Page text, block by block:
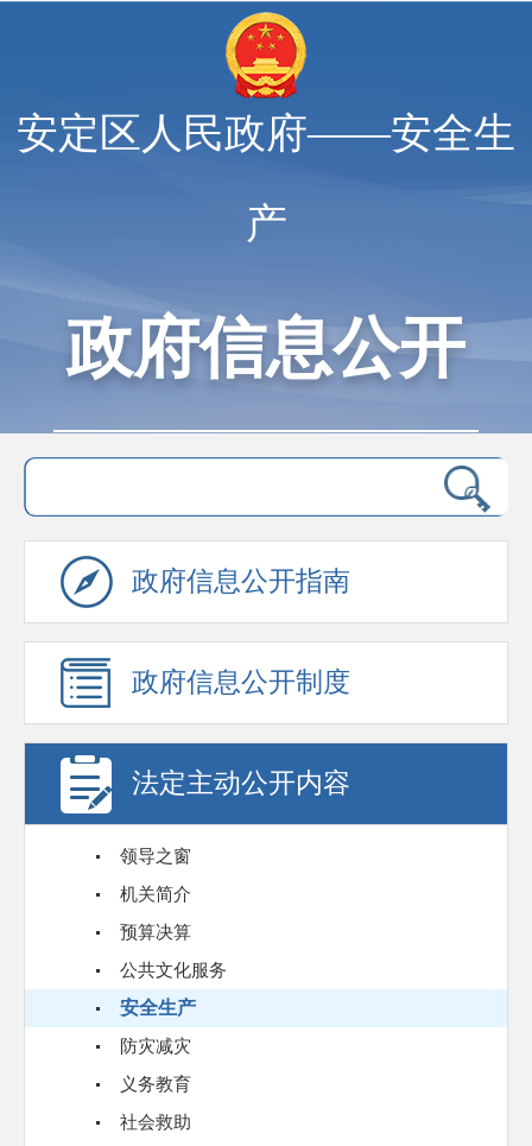
安定区人民政府——安全生
产
政府信息公开
政府信息公开指南
政府信息公开制度
法定主动公开内容
领导之窗
机关简介
预算决算
公共文化服务
安全生产
防灾减灾
义务教育
社会救助